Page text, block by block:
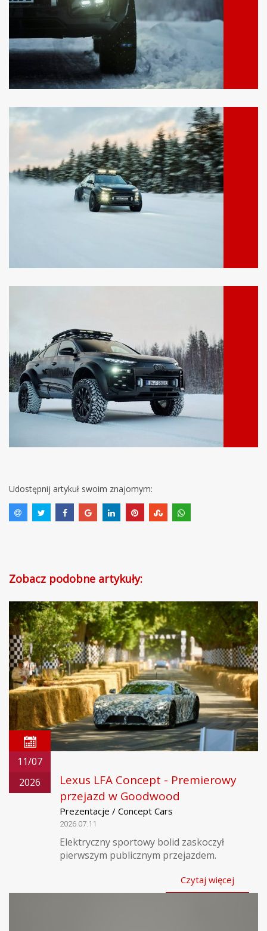
Udostępnij artykuł swoim znajomym:
Zobacz podobne artykuły:
11/07
2026
Lexus LFA Concept - Premierowy
przejazd w Goodwood
Prezentacje / Concept Cars
2026.07.11
Elektryczny sportowy bolid zaskoczył
pierwszym publicznym przejazdem.
Czytaj więcej